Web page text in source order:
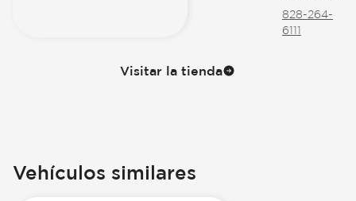
828-264-
6111
Visitar la tienda
Vehículos similares